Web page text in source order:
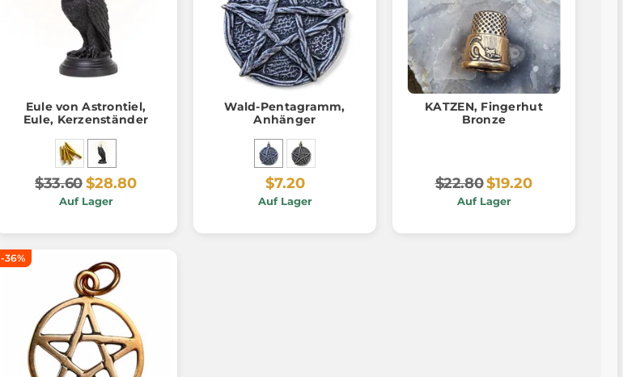
Eule von Astrontiel,
Eule, Kerzenständer
$33.60$28.80
Auf Lager
Wald-Pentagramm,
Anhänger
$7.20
Auf Lager
KATZEN, Fingerhut
Bronze
$22.80$19.20
Auf Lager
-36%